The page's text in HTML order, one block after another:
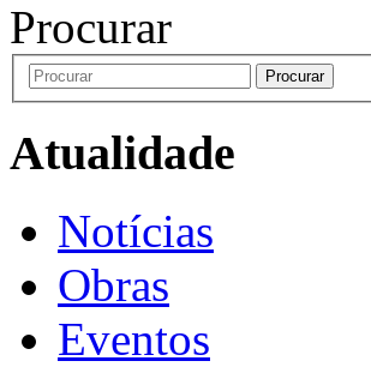
Procurar
Procurar
Atualidade
Notícias
Obras
Eventos